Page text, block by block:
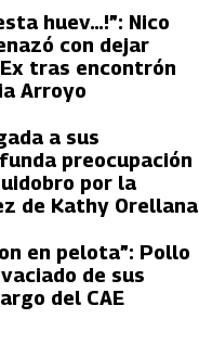
huev…!”: Nico
con dejar
tras encontrón
Arroyo
a sus
preocupación
por la
de Kathy Orellana
en pelota”: Pollo
de sus
del CAE